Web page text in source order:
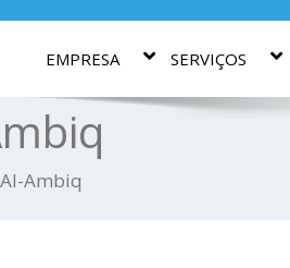
EMPRESA SERVIÇOS
Al-Ambiq